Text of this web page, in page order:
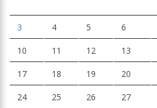
3 4 5 6
10 11 12 13
17 18 19 20
24 25 26 27